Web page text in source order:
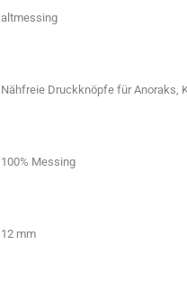
altmessing
Nähfreie Druckknöpfe für Anoraks,
100% Messing
12 mm